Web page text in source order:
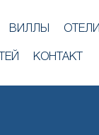
ВИЛЛЫ ОТЕЛИ
КОНТАКТ